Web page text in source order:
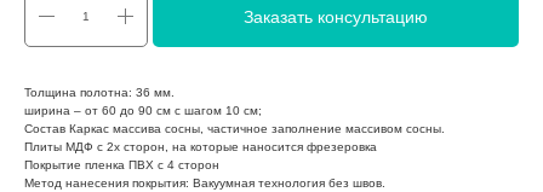
Заказать консультацию
Толщина полотна: 36 мм.
ширина – от 60 до 90 см с шагом 10 см;
Состав Каркас массива сосны, частичное заполнение массивом сосны.
Плиты МДФ с 2х сторон, на которые наносится фрезеровка
Покрытие пленка ПВХ с 4 сторон
Метод нанесения покрытия: Вакуумная технология без швов.